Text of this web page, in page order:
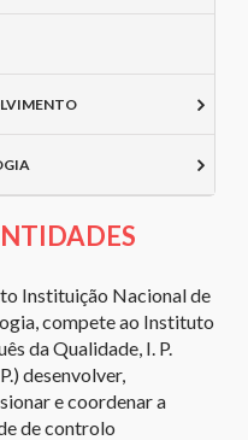
Instituição Nacional de
compete ao Instituto
da Qualidade, I. P.
desenvolver,
e coordenar a
de controlo